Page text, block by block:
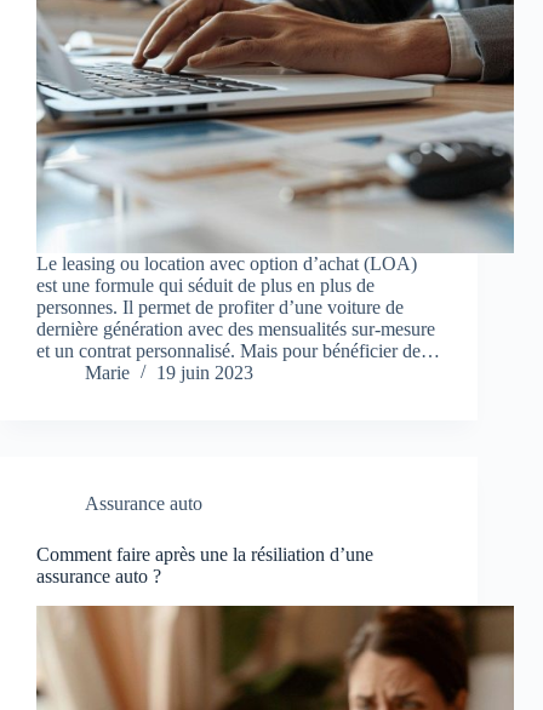
Le leasing ou location avec option d’achat (LOA)
est une formule qui séduit de plus en plus de
personnes. Il permet de profiter d’une voiture de
dernière génération avec des mensualités sur-mesure
et un contrat personnalisé. Mais pour bénéficier de…
Marie
19 juin 2023
Assurance auto
Comment faire après une la résiliation d’une
assurance auto ?